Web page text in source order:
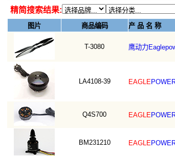
精简搜索结果:
图片 商品编码 产 品 名 称
T-3080 鹰动力
LA4108-39 EAGLE
Q4S700 EAGLE
BM231210 EAGLE